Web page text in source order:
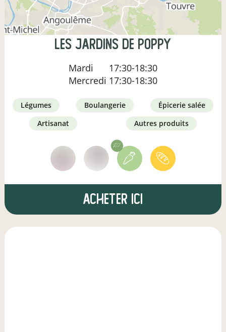
Les Jardins de Poppy
Mardi
17:30-18:30
Mercredi 17:30-18:30
légumes boulangerie
épicerie salée
artisanat
autres produits
Acheter ici